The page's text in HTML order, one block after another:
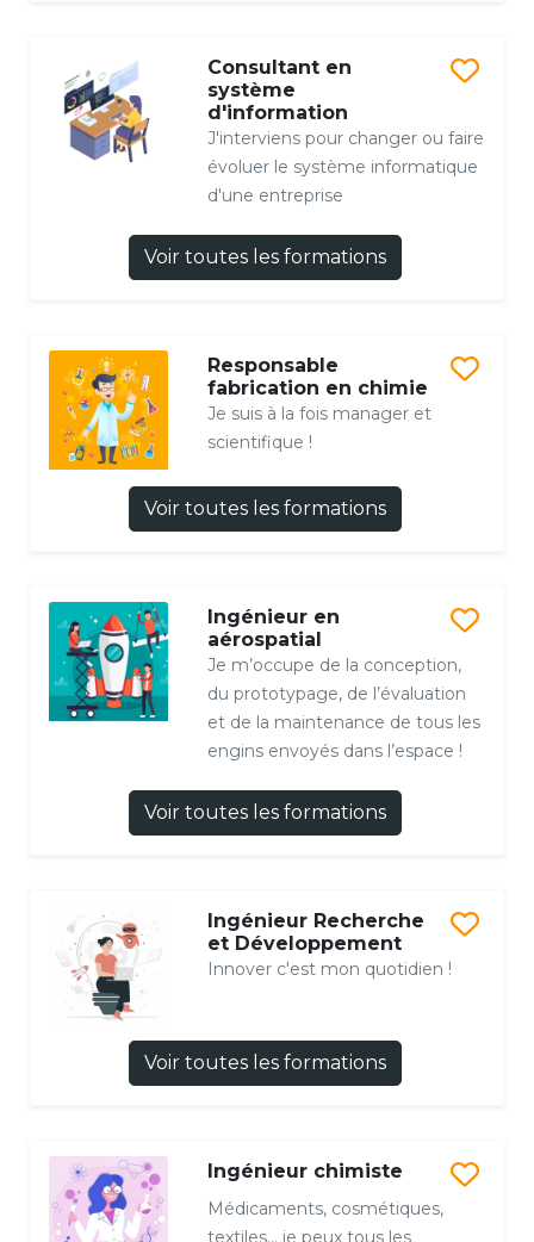
Consultant en
système
d'information
J'interviens pour changer ou faire
évoluer le système informatique
d'une entreprise
Voir toutes les formations
Responsable
fabrication en chimie
Je suis à la fois manager et
scientifique !
Voir toutes les formations
Ingénieur en
aérospatial
Je m’occupe de la conception,
du prototypage, de l’évaluation
et de la maintenance de tous les
engins envoyés dans l’espace !
Voir toutes les formations
Ingénieur Recherche
et Développement
Innover c'est mon quotidien !
Voir toutes les formations
Ingénieur chimiste
Médicaments, cosmétiques,
textiles… je peux tous les